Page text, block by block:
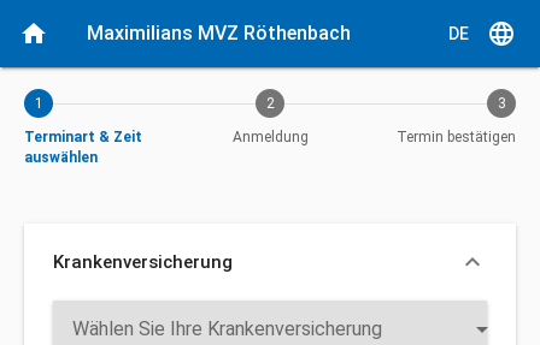
home Maximilians MVZ Röthenbach DE language
1
Terminart & Zeit
auswählen
2
Anmeldung
3
Termin bestätigen
Krankenversicherung keyboard_arrow_down
Wählen Sie Ihre Krankenversicherung arrow_drop_down